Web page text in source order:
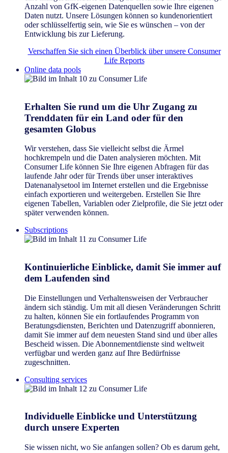
Anzahl von GfK-eigenen Datenquellen sowie Ihre eigenen
Daten nutzt. Unsere Lösungen können so kundenorientiert
oder schlüsselfertig sein, wie Sie es wünschen – von der
Entwicklung bis zur Lieferung.
Verschaffen Sie sich einen Überblick über unsere Consumer
Life Reports
Online data pools
Erhalten Sie rund um die Uhr Zugang zu
Trenddaten für ein Land oder für den
gesamten Globus
Wir verstehen, dass Sie vielleicht selbst die Ärmel
hochkrempeln und die Daten analysieren möchten. Mit
Consumer Life können Sie Ihre eigenen Abfragen für das
laufende Jahr oder für Trends über unser interaktives
Datenanalysetool im Internet erstellen und die Ergebnisse
einfach exportieren und weitergeben. Erstellen Sie Ihre
eigenen Tabellen, Variablen oder Zielprofile, die Sie jetzt oder
später verwenden können.
Subscriptions
Kontinuierliche Einblicke, damit Sie immer auf
dem Laufenden sind
Die Einstellungen und Verhaltensweisen der Verbraucher
ändern sich ständig. Um mit all diesen Veränderungen Schritt
zu halten, können Sie ein fortlaufendes Programm von
Beratungsdiensten, Berichten und Datenzugriff abonnieren,
damit Sie immer auf dem neuesten Stand sind und über alles
Bescheid wissen. Die Abonnementdienste sind weltweit
verfügbar und werden ganz auf Ihre Bedürfnisse
zugeschnitten.
Consulting services
Individuelle Einblicke und Unterstützung
durch unsere Experten
Sie wissen nicht, wo Sie anfangen sollen? Ob es darum geht,